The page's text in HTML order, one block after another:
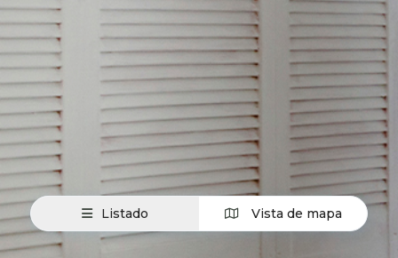
Listado Vista de mapa